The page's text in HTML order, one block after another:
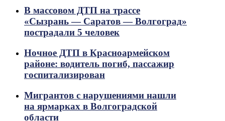
В массовом ДТП на трассе
«Сызрань — Саратов — Волгоград»
пострадали 5 человек
Ночное ДТП в Красноармейском
районе: водитель погиб, пассажир
госпитализирован
Мигрантов с нарушениями нашли
на ярмарках в Волгоградской
области